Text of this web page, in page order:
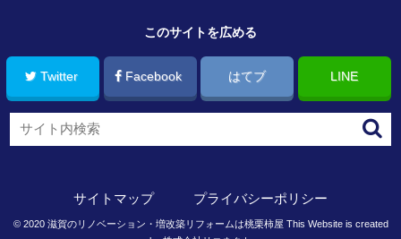
このサイトを広める
Twitter Facebook はてブ LINE
サイトマップ プライバシーポリシー
© 2020 滋賀のリノベーション・増改築リフォームは桃栗柿屋 This Website is created